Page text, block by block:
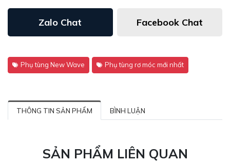
Zalo Chat Facebook Chat
Phụ tùng New Wave Phụ tùng rơ móc mới nhất
THÔNG TIN SẢN PHẨM BÌNH LUẬN
SẢN PHẨM LIÊN QUAN